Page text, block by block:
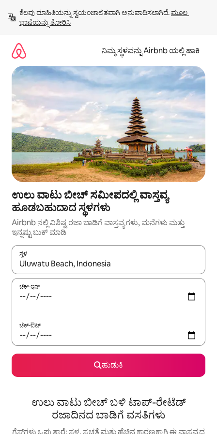
ಹೋಗಿ
ಕೆಲವು ಮಾಹಿತಿಯನ್ನು ಸ್ವಯಂಚಾಲಿತವಾಗಿ ಅನುವಾದಿಸಲಾಗಿದೆ. ಮೂಲ
ಭಾಷೆಯನ್ನು ತೋರಿಸಿ
ನಿಮ್ಮ ಸ್ಥಳವನ್ನು Airbnb ಯಲ್ಲಿ ಹಾಕಿ
ಉಲು ವಾಟು ಬೀಚ್ ಸಮೀಪದಲ್ಲಿ ವಾಸ್ತವ್ಯ
ಹೂಡಬಹುದಾದ ಸ್ಥಳಗಳು
Airbnb ನಲ್ಲಿ ವಿಶಿಷ್ಟ ರಜಾ ಬಾಡಿಗೆ ವಾಸ್ತವ್ಯಗಳು, ಮನೆಗಳು ಮತ್ತು
ಇನ್ನಷ್ಟು ಬುಕ್ ಮಾಡಿ
ಸ್ಥಳ
ಫಲಿತಾಂಶಗಳು ಲಭ್ಯವಿರುವಾಗ, ಅಪ್ ಮತ್ತು ಡೌನ್ ಬಾಣದ ಕೀಲಿಗಳೊಂದಿಗೆ
ಚೆಕ್-ಇನ್
ಚೆಕ್-ಔಟ್
ಹುಡುಕಿ
ಉಲು ವಾಟು ಬೀಚ್ ಬಳಿ ಟಾಪ್-ರೇಟೆಡ್
ರಜಾದಿನದ ಬಾಡಿಗೆ ವಸತಿಗಳು
ಗೆಸ್ಟ್‌ಗಳು ಒಪ್ಪುತ್ತಾರೆ: ಸ್ಥಳ, ಸ್ವಚ್ಛತೆ ಮತ್ತು ಹೆಚ್ಚಿನ ಕಾರಣಕ್ಕಾಗಿ ಈ ವಾಸ್ತವ್ಯದ